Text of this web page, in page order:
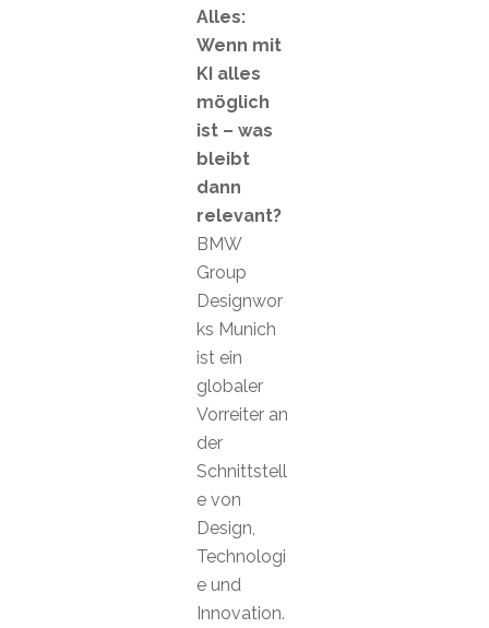
Alles:
Wenn mit
KI alles
möglich
ist – was
bleibt
dann
relevant?
BMW
Group
Designwor
ks Munich
ist ein
globaler
Vorreiter an
der
Schnittstell
e von
Design,
Technologi
e und
Innovation.